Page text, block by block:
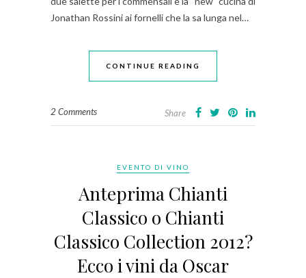
Jonathan Rossini ai fornelli che la sa lunga nel…
CONTINUE READING
2 Comments Share
EVENTO DI VINO
Anteprima Chianti
Classico o Chianti
Classico Collection 2012?
Ecco i vini da Oscar